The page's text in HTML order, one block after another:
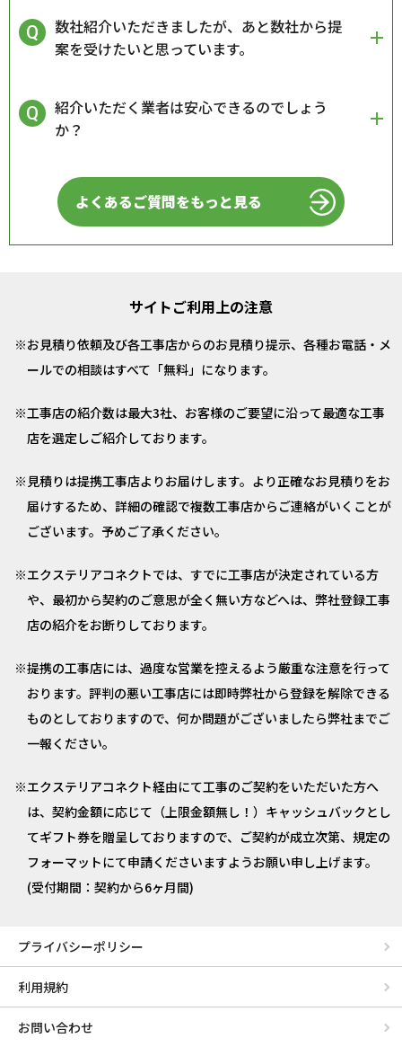
数社紹介いただきましたが、あと数社から提
案を受けたいと思っています。
紹介いただく業者は安心できるのでしょう
か？
よくあるご質問をもっと見る
サイトご利用上の注意
お見積り依頼及び各工事店からのお見積り提示、各種お電話・メ
ールでの相談はすべて「無料」になります。
工事店の紹介数は最大3社、お客様のご要望に沿って最適な工事
店を選定しご紹介しております。
見積りは提携工事店よりお届けします。より正確なお見積りをお
届けするため、詳細の確認で複数工事店からご連絡がいくことが
ございます。予めご了承ください。
エクステリアコネクトでは、すでに工事店が決定されている方
や、最初から契約のご意思が全く無い方などへは、弊社登録工事
店の紹介をお断りしております。
提携の工事店には、過度な営業を控えるよう厳重な注意を行って
おります。評判の悪い工事店には即時弊社から登録を解除できる
ものとしておりますので、何か問題がございましたら弊社までご
一報ください。
エクステリアコネクト経由にて工事のご契約をいただいた方へ
は、契約金額に応じて（上限金額無し！）キャッシュバックとし
てギフト券を贈呈しておりますので、ご契約が成立次第、規定の
フォーマットにて申請くださいますようお願い申し上げます。
(受付期間：契約から6ヶ月間)
プライバシーポリシー
利用規約
お問い合わせ